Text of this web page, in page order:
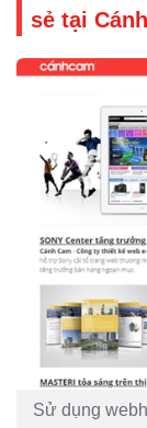
sẻ tại
Sử dụng